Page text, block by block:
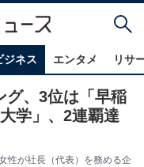
ジネス エンタメ リサ
グ、3位は「早稲
学」、2連覇達
性が社長（代表）を務める企